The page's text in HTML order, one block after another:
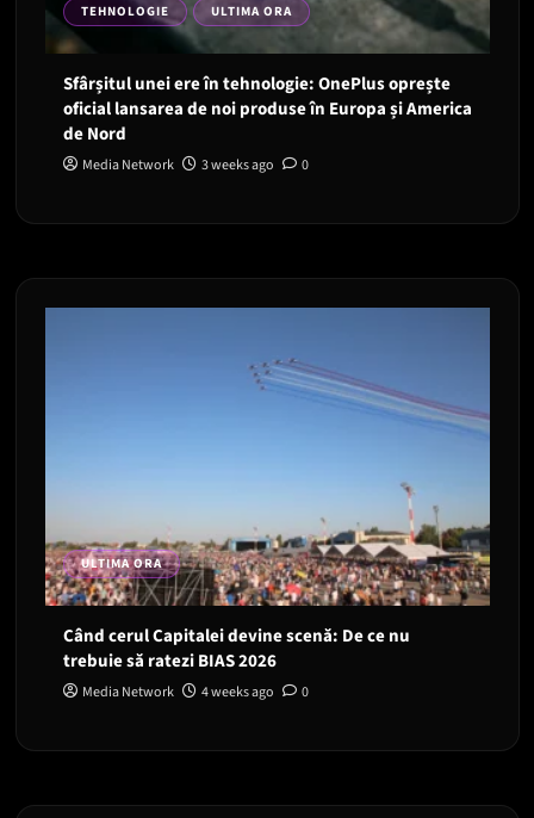
TEHNOLOGIE ULTIMA ORA
Sfârșitul unei ere în tehnologie: OnePlus oprește
oficial lansarea de noi produse în Europa și America
de Nord
Media Network 3 weeks ago 0
ULTIMA ORA
Când cerul Capitalei devine scenă: De ce nu
trebuie să ratezi BIAS 2026
Media Network 4 weeks ago 0